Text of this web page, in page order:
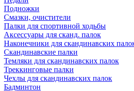
Подножки
Смазки, очистители
Палки для спортивной ходьбы
Аксессуары для сканд. палок
Наконечники для скандинавских
Скандинавские палки
Темляки для скандинавских палок
Треккинговые палки
Чехлы для скандинавских палок
Бадминтон